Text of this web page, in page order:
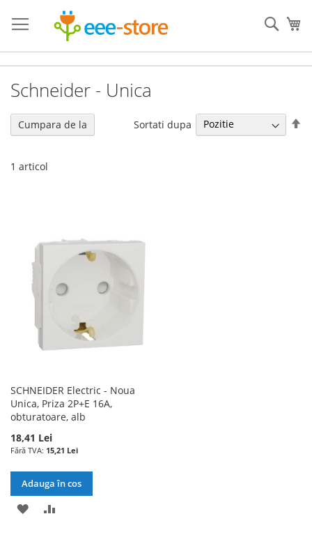
la
Continut
Schneider - Unica
1 articol
Sortati dupa
SCHNEIDER Electric - Noua
Unica, Priza 2P+E 16A,
obturatoare, alb
18,41 Lei
15,21 Lei
Adauga în cos
ADAUGATI
Cumpara de la